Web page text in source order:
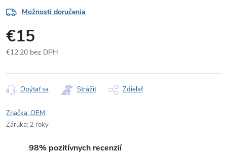
Možnosti doručenia
€15
€12,20 bez DPH
cena:
Opýtať sa Strážiť Zdieľať
Značka:OEM
Záruka: 2 roky
98% pozitívnych recenzií